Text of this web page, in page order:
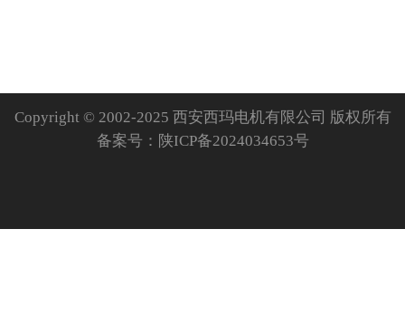
Copyright © 2002-2025 西安西玛电机有限公司 版权所有
备案号： 陕ICP备2024034653号